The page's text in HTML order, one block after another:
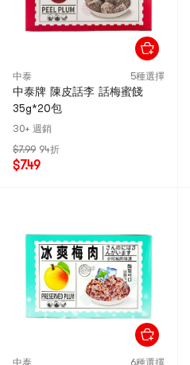
中泰 5種選擇
中泰牌 陳皮話李 話梅蜜餞
35g*20包
30+ 週銷
$7.99 94折
$7.49
中泰 6種選擇